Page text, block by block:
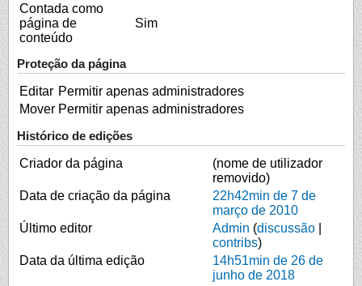
Contada como
página de
conteúdo
Sim
Proteção da página
Editar Permitir apenas administradores
Mover Permitir apenas administradores
Histórico de edições
Criador da página
(nome de utilizador
removido)
Data de criação da página
22h42min de 7 de
março de 2010
Último editor
Admin (discussão
contribs)
Data da última edição
14h51min de 26 de
junho de 2018